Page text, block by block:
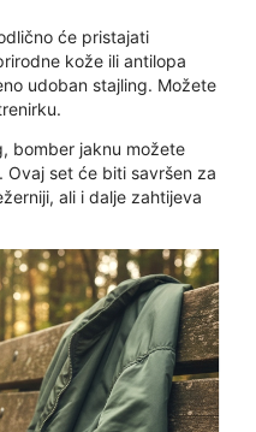
će pristajati
kože ili antilopa
udoban stajling. Možete
bomber jaknu možete
Ovaj set će biti savršen za
ali i dalje zahtijeva